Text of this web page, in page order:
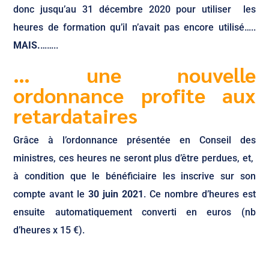
donc jusqu’au 31 décembre 2020 pour utiliser les
heures de formation qu’il n’avait pas encore utilisé…..
MAIS.……..
… une nouvelle
ordonnance profite aux
retardataires
Grâce à l’ordonnance présentée en Conseil des
ministres, ces heures ne seront plus d’être perdues, et,
à condition que le bénéficiaire les inscrive sur son
compte avant le30 juin 2021. Ce nombre d’heures est
ensuite automatiquement converti en euros (nb
d’heures x 15 €).